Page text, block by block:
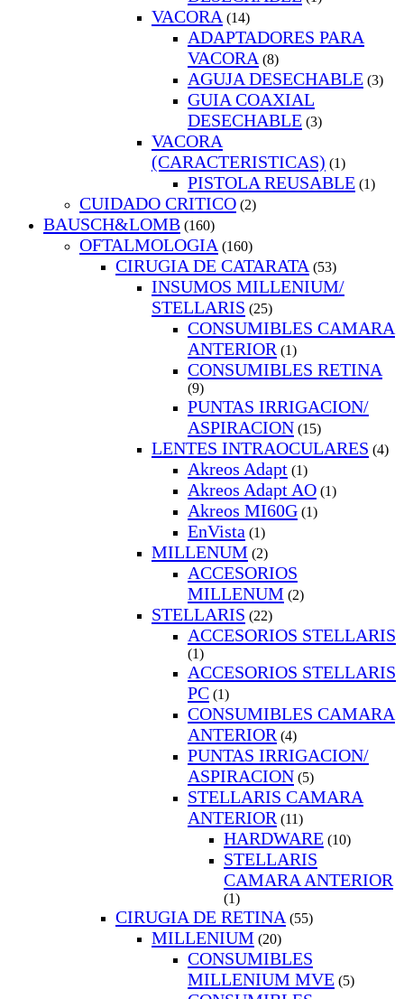
VACORA (14)
ADAPTADORES PARA
VACORA (8)
AGUJA DESECHABLE (3)
GUIA COAXIAL
DESECHABLE (3)
VACORA
(CARACTERISTICAS) (1)
PISTOLA REUSABLE (1)
CUIDADO CRITICO (2)
BAUSCH&LOMB (160)
OFTALMOLOGIA (160)
CIRUGIA DE CATARATA (53)
INSUMOS MILLENIUM/
STELLARIS (25)
CONSUMIBLES CAMARA
ANTERIOR (1)
CONSUMIBLES RETINA
(9)
PUNTAS IRRIGACION/
ASPIRACION (15)
LENTES INTRAOCULARES (4)
Akreos Adapt (1)
Akreos Adapt AO (1)
Akreos MI60G (1)
EnVista (1)
MILLENUM (2)
ACCESORIOS
MILLENUM (2)
STELLARIS (22)
ACCESORIOS STELLARIS
(1)
ACCESORIOS STELLARIS
PC (1)
CONSUMIBLES CAMARA
ANTERIOR (4)
PUNTAS IRRIGACION/
ASPIRACION (5)
STELLARIS CAMARA
ANTERIOR (11)
HARDWARE (10)
STELLARIS
CAMARA ANTERIOR
(1)
CIRUGIA DE RETINA (55)
MILLENIUM (20)
CONSUMIBLES
MILLENIUM MVE (5)